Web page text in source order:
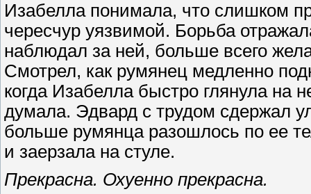
Изабелла понимала, что слишком
чересчур уязвимой. Борьба
наблюдал за ней, больше всего
Смотрел, как румянец медленно
когда Изабелла быстро глянула на
думала. Эдвард с трудом сдержал
больше румянца разошлось по ее
и заерзала на стуле.
Прекрасна. Охуенно прекрасна.